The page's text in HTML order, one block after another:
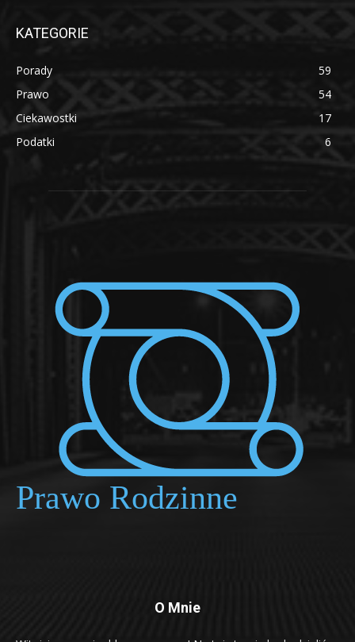
KATEGORIE
Porady
59
Prawo
54
Ciekawostki
17
Podatki
6
O Mnie